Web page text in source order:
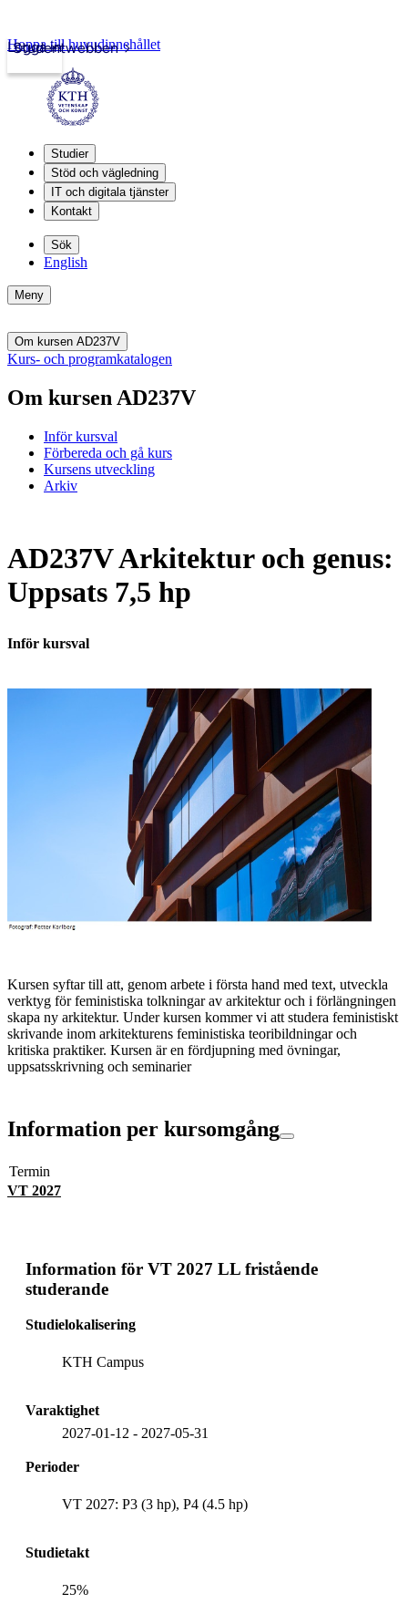
Studentwebben
Logga in
Hoppa till huvudinnehållet
Studier
Stöd och vägledning
IT och digitala tjänster
Kontakt
Sök
English
Meny
Om kursen AD237V
Kurs- och programkatalogen
Om kursen AD237V
Inför kursval
Förbereda och gå kurs
Kursens utveckling
Arkiv
AD237V Arkitektur och genus:
Uppsats 7,5 hp
Inför kursval
Kursen syftar till att, genom arbete i första hand med text, utveckla
verktyg för feministiska tolkningar av arkitektur och i förlängningen
skapa ny arkitektur. Under kursen kommer vi att studera feministiskt
skrivande inom arkitekturens feministiska teoribildningar och
kritiska praktiker. Kursen är en fördjupning med övningar,
uppsatsskrivning och seminarier
Information per kursomgång
Termin
VT 2027
Information för VT 2027 LL fristående
studerande
Studielokalisering
KTH Campus
Varaktighet
2027-01-12 - 2027-05-31
Perioder
VT 2027: P3 (3 hp), P4 (4.5 hp)
Studietakt
25%